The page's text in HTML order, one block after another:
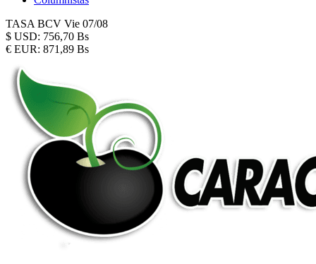
TASA BCV Vie 07/08
$ USD: 756,70 Bs
€ EUR: 871,89 Bs